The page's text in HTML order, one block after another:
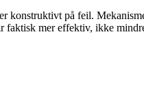
konstruktivt på feil.
mer effektiv, ikke